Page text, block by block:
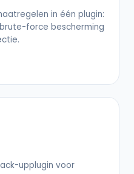
in één plugin:
force bescherming
upplugin voor